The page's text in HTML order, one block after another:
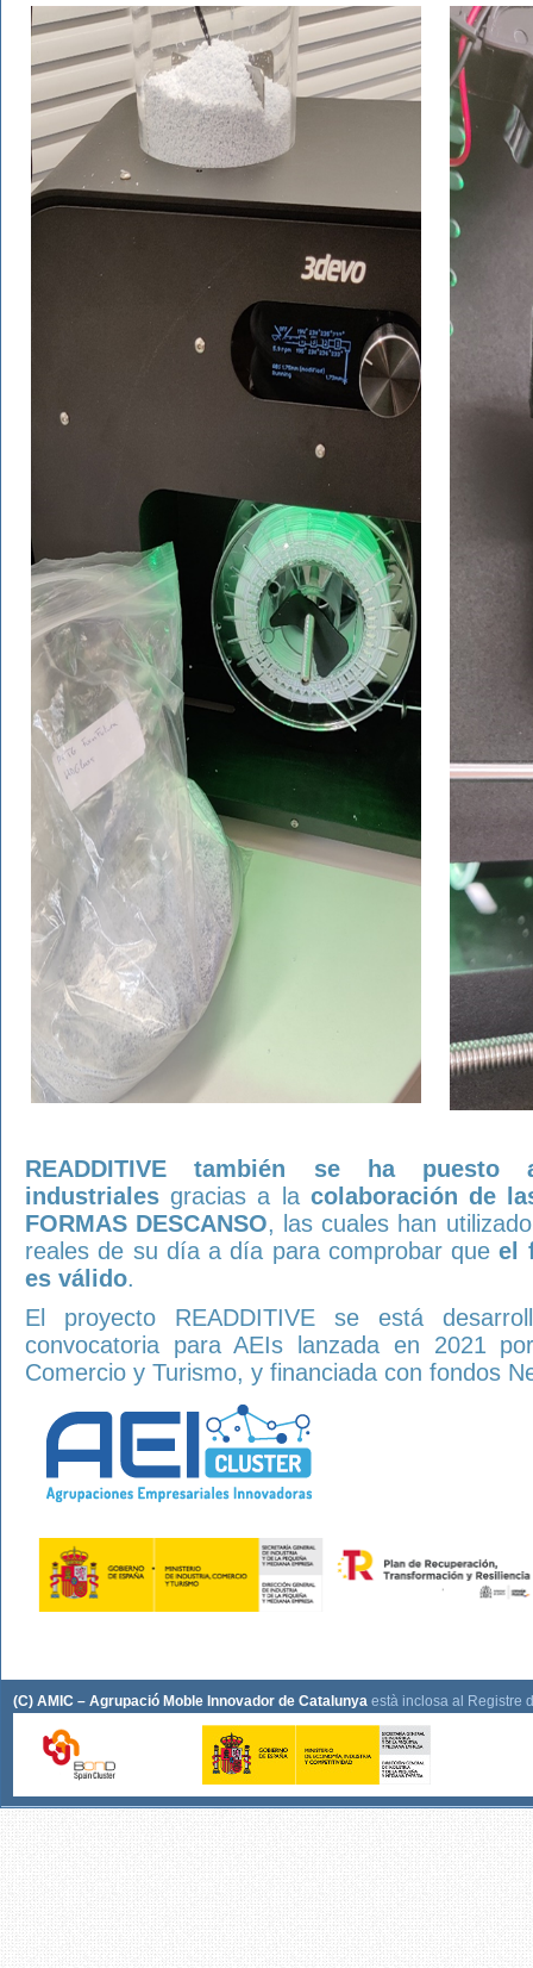
READDITIVE también se ha
industrialesgracias a la colaboración de
FORMAS DESCANSO, las cuales han
reales de su día a día para comprobar queel
es válido.
El proyecto READDITIVE se está
convocatoria para AEIs lanzada en 2021
Comercio y Turismo, y financiada con fondos
(C) AMIC – Agrupació Moble Innovador de Catalunya està inclosa al Registre